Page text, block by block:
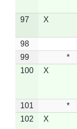
97 X
98
99
*
100
X
101 *
102
X